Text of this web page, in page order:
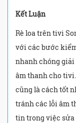
Kết Luận
Rè loa trên tivi
với các bước
nhanh chóng
âm thanh cho
cũng là cách tốt
tránh các lỗi âm
tin trong việc sửa